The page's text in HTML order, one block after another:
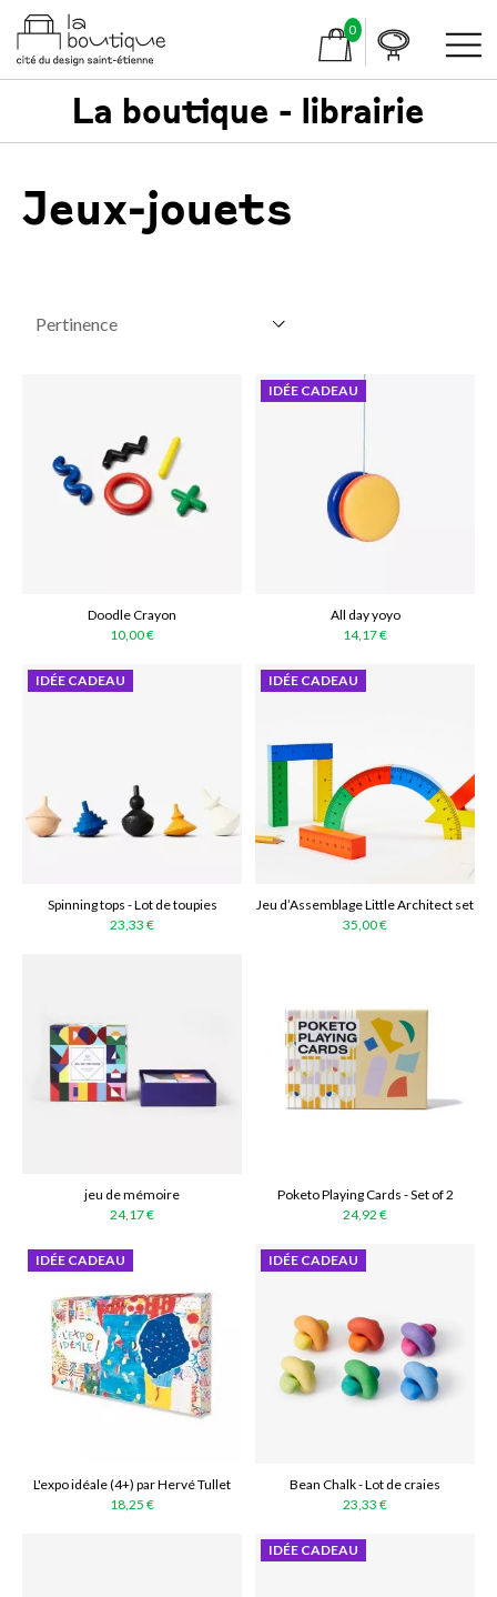
0
La boutique - librairie
Jeux-jouets
Doodle Crayon
10,00 €
IDÉE CADEAU
All day yoyo
14,17 €
IDÉE CADEAU
Spinning tops - Lot de toupies
23,33 €
IDÉE CADEAU
Jeu d’Assemblage Little Architect set
35,00 €
jeu de mémoire
24,17 €
Poketo Playing Cards - Set of 2
24,92 €
IDÉE CADEAU
L'expo idéale (4+) par Hervé Tullet
18,25 €
IDÉE CADEAU
Bean Chalk - Lot de craies
23,33 €
IDÉE CADEAU